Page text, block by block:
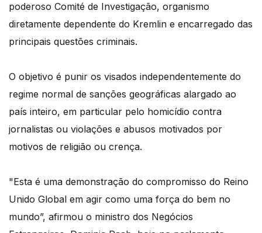
poderoso Comité de Investigação, organismo
diretamente dependente do Kremlin e encarregado das
principais questões criminais.
O objetivo é punir os visados independentemente do
regime normal de sanções geográficas alargado ao
país inteiro, em particular pelo homicídio contra
jornalistas ou violações e abusos motivados por
motivos de religião ou crença.
"Esta é uma demonstração do compromisso do Reino
Unido Global em agir como uma força do bem no
mundo”, afirmou o ministro dos Negócios